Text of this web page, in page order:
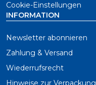
Cookie-Einstellungen
INFORMATION
Newsletter abonnieren
Zahlung & Versand
Wiederrufsrecht
Hinweise zur Verpackung